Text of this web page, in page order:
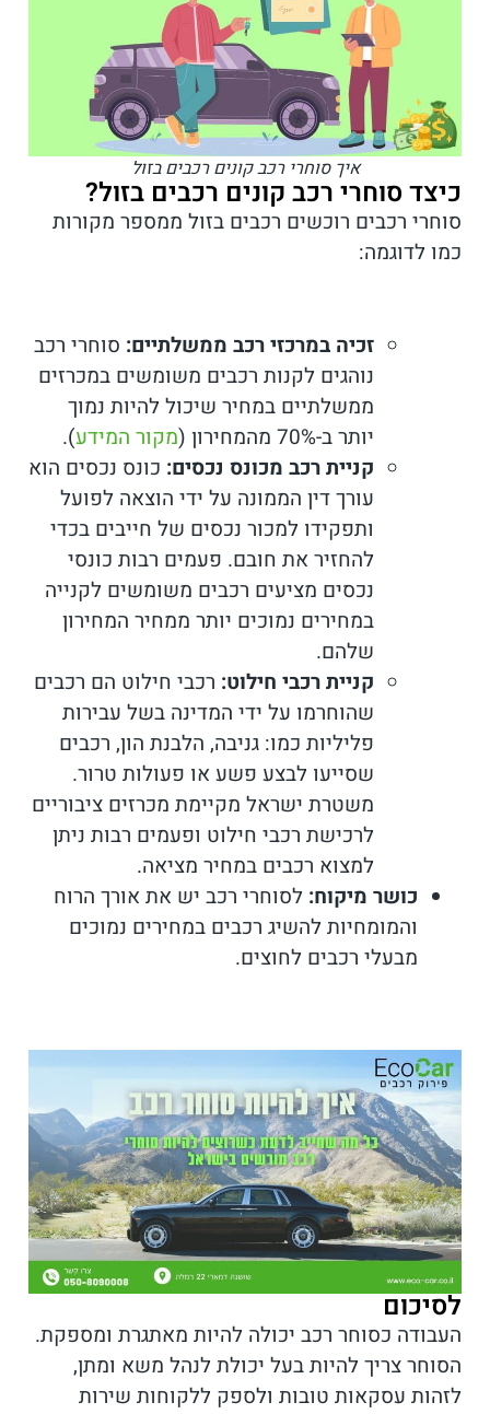
איך סוחרי רכב קונים רכבים בזול
כיצד סוחרי רכב קונים רכבים בזול?
סוחרי רכבים רוכשים רכבים בזול ממספר מקורות
כמו לדוגמה:
זכיה במרכזי רכב ממשלתיים: סוחרי רכב
נוהגים לקנות רכבים משומשים במכרזים
ממשלתיים במחיר שיכול להיות נמוך
יותר ב-70% מהמחירון (
מקור המידע).
קניית רכב מכונס נכסים: כונס נכסים הוא
עורך דין הממונה על ידי הוצאה לפועל
ותפקידו למכור נכסים של חייבים בכדי
להחזיר את חובם. פעמים רבות כונסי
נכסים מציעים רכבים משומשים לקנייה
במחירים נמוכים יותר ממחיר המחירון
שלהם.
קניית רכבי חילוט: רכבי חילוט הם רכבים
שהוחרמו על ידי המדינה בשל עבירות
פליליות כמו: גניבה, הלבנת הון, רכבים
שסייעו לבצע פשע או פעולות טרור.
משטרת ישראל מקיימת מכרזים ציבוריים
לרכישת רכבי חילוט ופעמים רבות ניתן
למצוא רכבים במחיר מציאה.
כושר מיקוח: לסוחרי רכב יש את אורך הרוח
והמומחיות להשיג רכבים במחירים נמוכים
מבעלי רכבים לחוצים.
לסיכום
העבודה כסוחר רכב יכולה להיות מאתגרת ומספקת.
הסוחר צריך להיות בעל יכולת לנהל משא ומתן,
לזהות עסקאות טובות ולספק ללקוחות שירות